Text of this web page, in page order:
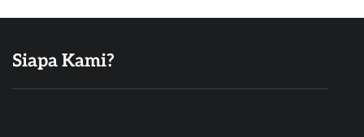
Siapa Kami?